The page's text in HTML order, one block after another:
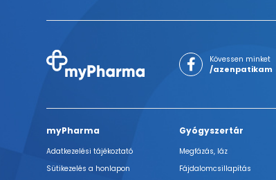
Kövessen minket
/azenpatikam
myPharma
Adatkezelési tájékoztató
Sütikezelés a honlapon
Gyógyszertár
Megfázás, láz
Fájdalomcsillapítás